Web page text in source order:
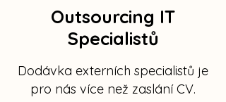
Outsourcing IT
Specialistů
Dodávka externích specialistů je
pro nás více než zaslání CV.